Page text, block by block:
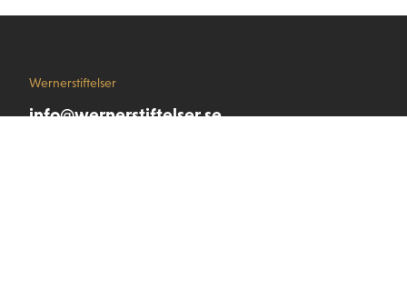
Wernerstiftelser
info@wernerstiftelser.se